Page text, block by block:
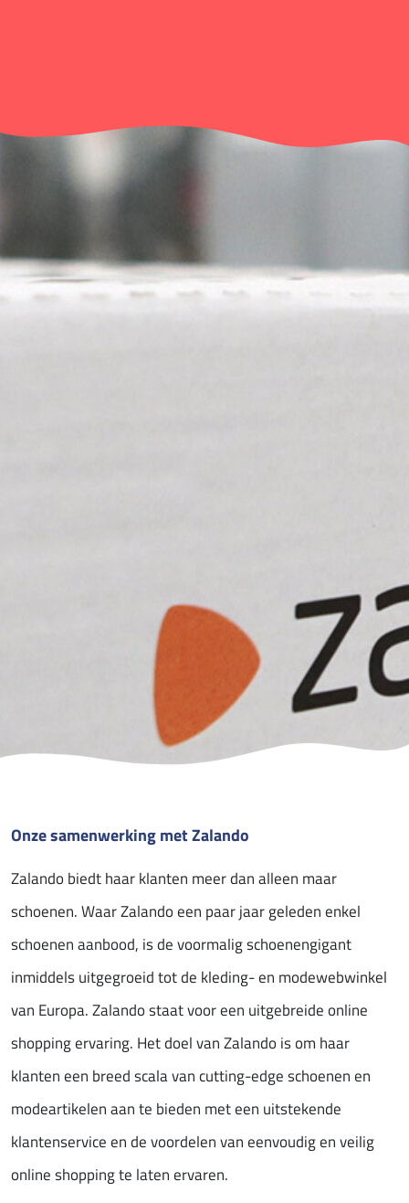
Onze samenwerking met Zalando
Zalando biedt haar klanten meer dan alleen maar
schoenen. Waar Zalando een paar jaar geleden enkel
schoenen aanbood, is de voormalig schoenengigant
inmiddels uitgegroeid tot de kleding- en modewebwinkel
van Europa. Zalando staat voor een uitgebreide online
shopping ervaring. Het doel van Zalando is om haar
klanten een breed scala van cutting-edge schoenen en
modeartikelen aan te bieden met een uitstekende
klantenservice en de voordelen van eenvoudig en veilig
online shopping te laten ervaren.